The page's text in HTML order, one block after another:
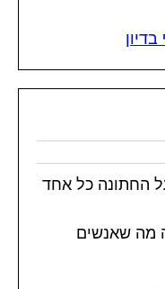
החתונה כל אחד
מה שאנשים